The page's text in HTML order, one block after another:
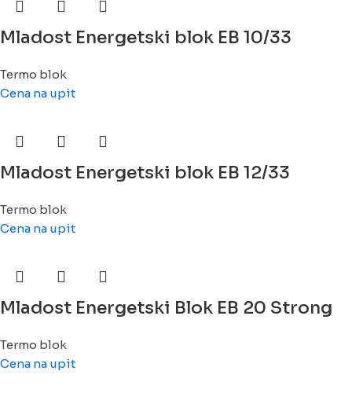
Mladost Energetski blok EB 10/33
Termo blok
Cena na upit
Mladost Energetski blok EB 12/33
Termo blok
Cena na upit
Mladost Energetski Blok EB 20 Strong
Termo blok
Cena na upit